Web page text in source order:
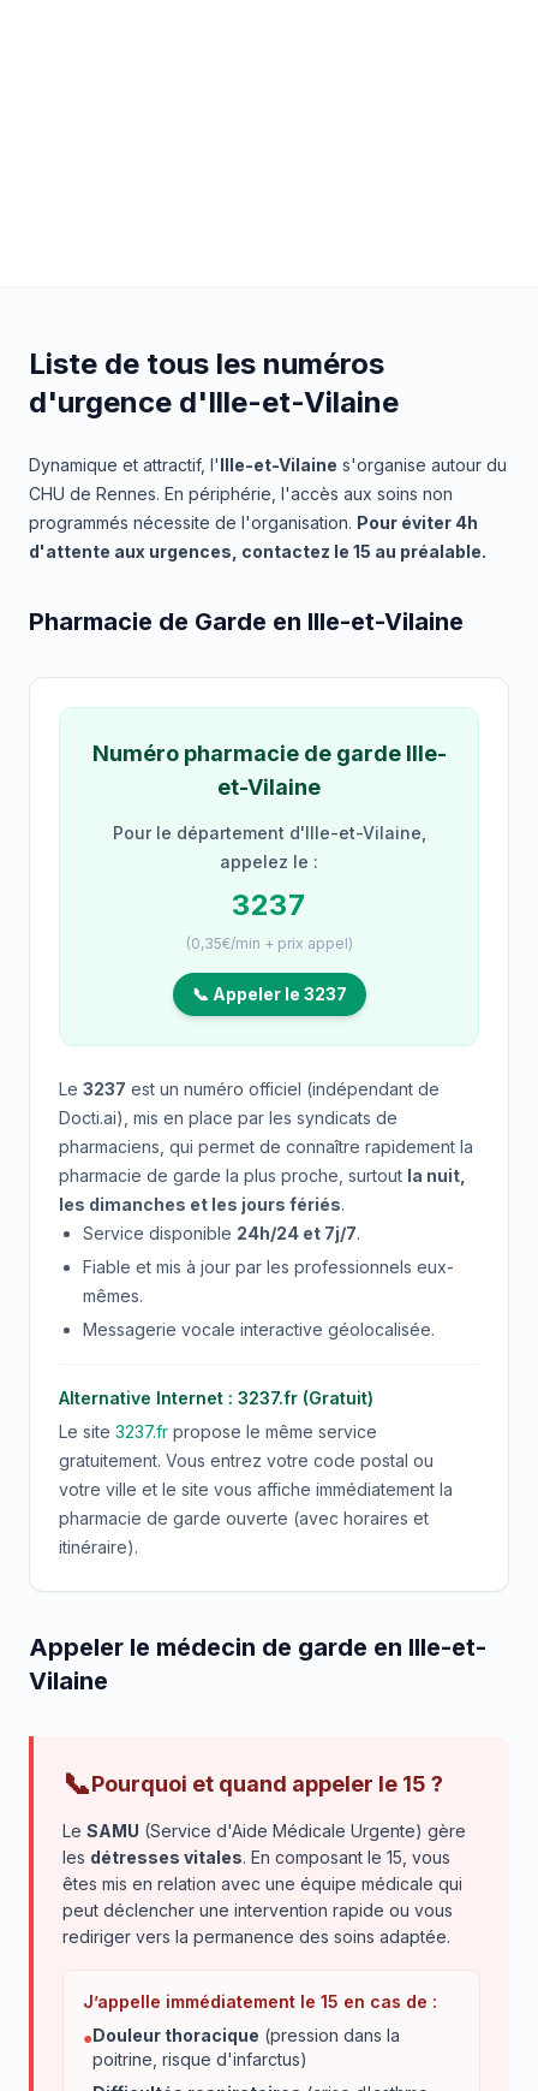
Liste de tous les numéros
d'urgence d'Ille-et-Vilaine
Dynamique et attractif, l'Ille-et-Vilaine s'organise autour du
CHU de Rennes. En périphérie, l'accès aux soins non
programmés nécessite de l'organisation. Pour éviter 4h
d'attente aux urgences, contactez le 15 au préalable.
Pharmacie de Garde en Ille-et-Vilaine
Numéro pharmacie de garde Ille-
et-Vilaine
Pour le département d'Ille-et-Vilaine,
appelez le :
3237
(0,35€/min + prix appel)
📞 Appeler le 3237
Le 3237 est un numéro officiel (indépendant de
Docti.ai), mis en place par les syndicats de
pharmaciens, qui permet de connaître rapidement la
pharmacie de garde la plus proche, surtout la nuit,
les dimanches et les jours fériés.
Service disponible 24h/24 et 7j/7.
Fiable et mis à jour par les professionnels eux-
mêmes.
Messagerie vocale interactive géolocalisée.
Alternative Internet : 3237.fr (Gratuit)
Le site 3237.fr propose le même service
gratuitement. Vous entrez votre code postal ou
votre ville et le site vous affiche immédiatement la
pharmacie de garde ouverte (avec horaires et
itinéraire).
Appeler le médecin de garde en Ille-et-
Vilaine
📞Pourquoi et quand appeler le 15 ?
Le SAMU (Service d'Aide Médicale Urgente) gère
les détresses vitales. En composant le 15, vous
êtes mis en relation avec une équipe médicale qui
peut déclencher une intervention rapide ou vous
rediriger vers la permanence des soins adaptée.
J’appelle immédiatement le 15 en cas de :
●Douleur thoracique (pression dans la
poitrine, risque d'infarctus)